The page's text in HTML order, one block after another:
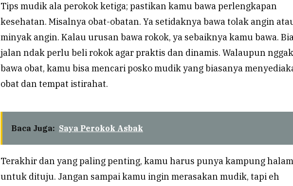
Tips mudik ala perokok ketiga; pastikan kamu bawa perlengkapan
kesehatan. Misalnya obat-obatan. Ya setidaknya bawa tolak angin
minyak angin. Kalau urusan bawa rokok, ya sebaiknya kamu bawa.
jalan ndak perlu beli rokok agar praktis dan dinamis. Walaupun nggak
bawa obat, kamu bisa mencari posko mudik yang biasanya
obat dan tempat istirahat.
Baca Juga: Saya Perokok Asbak
Terakhir dan yang paling penting, kamu harus punya kampung
untuk dituju. Jangan sampai kamu ingin merasakan mudik, tapi eh